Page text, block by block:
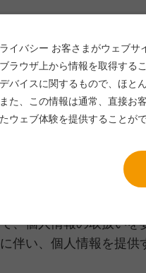
の個人情報の第三者
て、ライセンス元の
場合を除き、当社は
他法令等により認めら
めに必要がある場合
成の推進のために特
その委託を受けた者
支障を及ぼすおそれが
、個人情報の取扱いを
伴い、個人情報を提供
イバシー お客さまがウェブサ
ラウザ上から情報を取得する
バイスに関するもので、ほと
た、この情報は通常、直接お
ウェブ体験を提供することがで